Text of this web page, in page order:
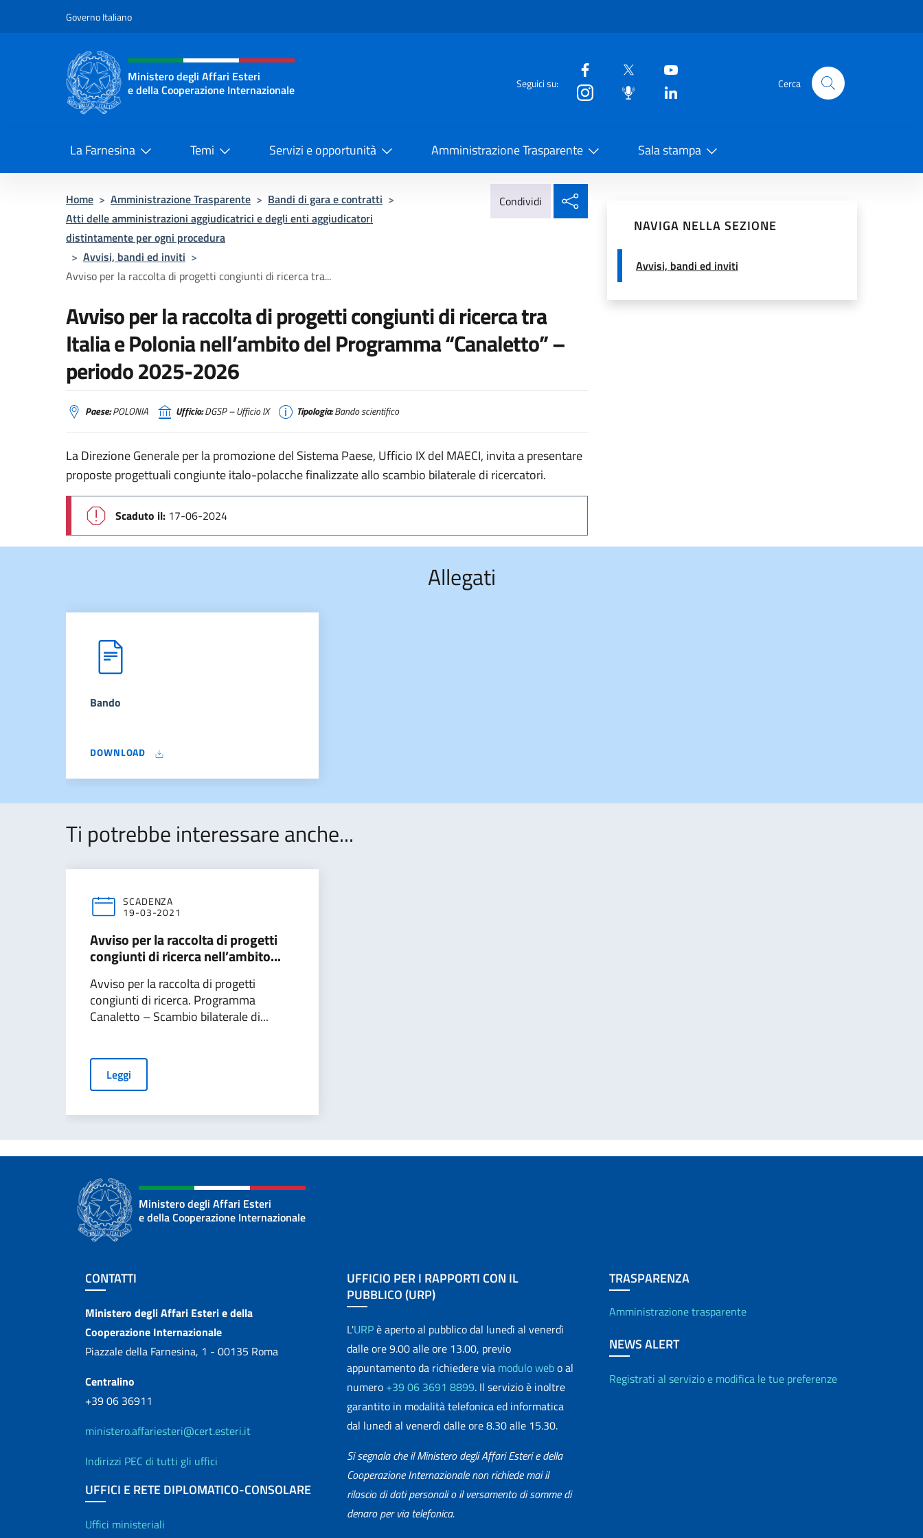
Governo Italiano
Intestazione sito, social e menù
Ministero degli Affari Esteri
e della Cooperazione Internazionale
Seguici su: Cerca
La Farnesina Temi Servizi e opportunità Amministrazione Trasparente Sala stampa
Home > Amministrazione Trasparente > Bandi di gara e contratti >
Atti delle amministrazioni aggiudicatrici e degli enti aggiudicatori
distintamente per ogni procedura
> Avvisi, bandi ed inviti >
Avviso per la raccolta di progetti congiunti di ricerca tra...
Condividi
Avviso per la raccolta di progetti congiunti di ricerca tra
Italia e Polonia nell’ambito del Programma “Canaletto” –
periodo 2025-2026
Paese:POLONIA Ufficio:DGSP – Ufficio IX Tipologia:Bando scientifico
La Direzione Generale per la promozione del Sistema Paese, Ufficio IX del MAECI, invita a presentare
proposte progettuali congiunte italo-polacche finalizzate allo scambio bilaterale di ricercatori.
Scaduto il: 17-06-2024
NAVIGA NELLA SEZIONE
Avvisi, bandi ed inviti
Allegati
Bando
DOWNLOAD
Ti potrebbe interessare anche...
SCADENZA
19-03-2021
Avviso per la raccolta di progetti
congiunti di ricerca nell’ambito...
Avviso per la raccolta di progetti
congiunti di ricerca. Programma
Canaletto – Scambio bilaterale di...
Leggi
Ministero degli Affari Esteri
e della Cooperazione Internazionale
Sezione footer
CONTATTI
Contatti
Ministero degli Affari Esteri e della
Cooperazione Internazionale
Piazzale della Farnesina, 1 - 00135 Roma
Centralino
+39 06 36911
ministero.affariesteri@cert.esteri.it
Indirizzi PEC di tutti gli uffici
UFFICI E RETE DIPLOMATICO-CONSOLARE
Uffici ministeriali
UFFICIO PER I RAPPORTI CON IL
PUBBLICO (URP)
L'URPè aperto al pubblico dal lunedì al venerdì
dalle ore 9.00 alle ore 13.00, previo
appuntamento da richiedere via modulo webo al
numero +39 06 3691 8899. Il servizio è inoltre
garantito in modalità telefonica ed informatica
dal lunedì al venerdì dalle ore 8.30 alle 15.30.
Si segnala che il Ministero degli Affari Esteri e della
Cooperazione Internazionale non richiede mai il
rilascio di dati personali o il versamento di somme di
denaro per via telefonica.
TRASPARENZA
Amministrazione trasparente
NEWS ALERT
Registrati al servizio e modifica le tue preferenze